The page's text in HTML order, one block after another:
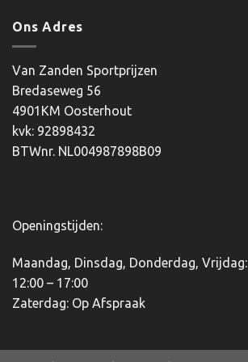
optie
op
Ons Adres
Van Zanden Sportprijzen
Bredaseweg 56
4901KM Oosterhout
kvk: 92898432
BTWnr. NL004987898B09
Openingstijden:
Maandag, Dinsdag, Donderdag, Vrijdag:
12:00 – 17:00
Zaterdag: Op Afspraak